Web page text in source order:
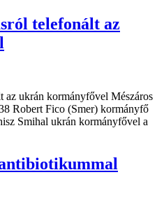
telefonált az
az ukrán kormányfővel Mészáros
Robert Fico (Smer) kormányfő
Smihal ukrán kormányfővel a